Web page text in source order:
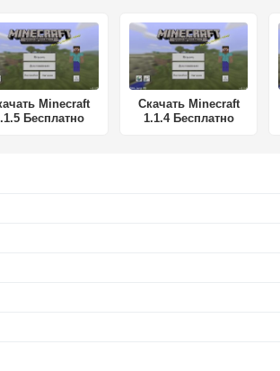
Minecraft
Бесплатно
Скачать Minecraft
1.1.4 Бесплатно